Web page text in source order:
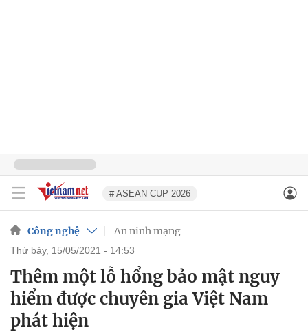
# ASEAN CUP 2026
Công nghệ An ninh mạng
thứ bảy, 15/05/2021 - 14:53
Thêm một lỗ hổng bảo mật nguy
hiểm được chuyên gia Việt Nam
phát hiện